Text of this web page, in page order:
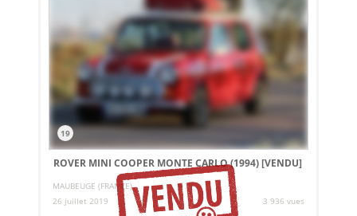
19
ROVER MINI COOPER MONTE CARLO (1994)[VENDU]
MAUBEUGE (FRANCE)
26 juillet 2019
3 936 vues